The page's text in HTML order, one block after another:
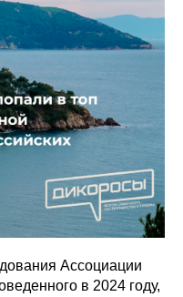
Ассоциации
в 2024 году,